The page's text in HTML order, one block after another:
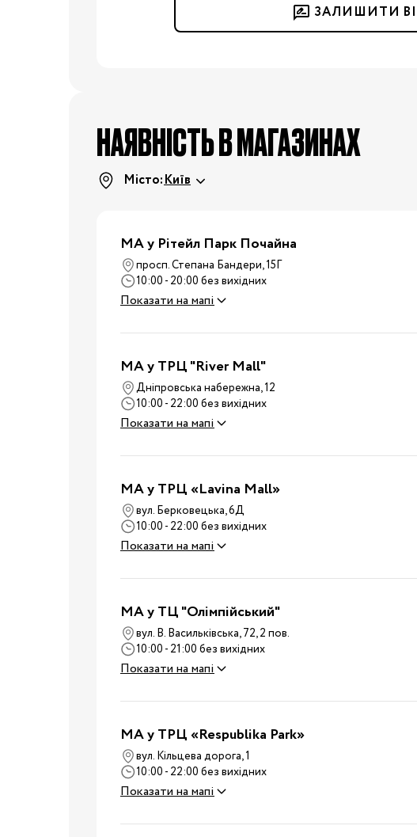
24/25 25/26 26/27 27/28 28/29
Для
мам
Одяг для вагітних
Білизна допологова
Гігієна мами
Косметика для мам
Набори в пологовий
будинок
Молоковідсмоктувачі
Подушки для годування
кімната
Ліжечка та колиски
Постільні
приналежності
Дитячі меблі
Манежі
Килими
Крісла-гойдалки,
Ходунки
Радіо- та відеоняні
Дитячі ваги
Зволожувачі повітря
Дитяча безпека
Нічники
Ванночки
Аксесуари для ванн
Подарунки та сувеніри
Стільчики для годування
Електроприлади
ЗАЛИШИТИ
НАЯВНІСТЬ В МАГАЗИНАХ
Місто:Київ
МА у Рітейл Парк Почайна
просп. Степана Бандери, 15Г
10:00 - 20:00 без вихідних
Показати на мапі
MA у ТРЦ "River Mall"
Дніпровська набережна, 12
10:00 - 22:00 без вихідних
Показати на мапі
MA у ТРЦ «Lavina Mall»
вул. Берковецька, 6Д
10:00 - 22:00 без вихідних
Показати на мапі
MA у ТЦ "Олімпійський"
вул. В. Васильківська, 72, 2 пов.
10:00 - 21:00 без вихідних
Показати на мапі
MA у ТРЦ «Respublika Park»
вул. Кільцева дорога, 1
10:00 - 22:00 без вихідних
Показати на мапі